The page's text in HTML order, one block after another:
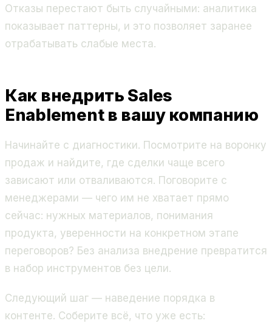
Отказы перестают быть случайными: аналитика
показывает паттерны, и это позволяет заранее
отрабатывать слабые места.
Как внедрить Sales
Enablement в вашу компанию
Начинайте с диагностики. Посмотрите на воронку
продаж и найдите, где сделки чаще всего
зависают или отваливаются. Поговорите с
менеджерами — чего им не хватает прямо
сейчас: нужных материалов, понимания
продукта, уверенности на конкретном этапе
переговоров? Без анализа внедрение превратится
в набор инструментов без цели.
Следующий шаг — наведение порядка в
контенте. Соберите всё, что уже есть: